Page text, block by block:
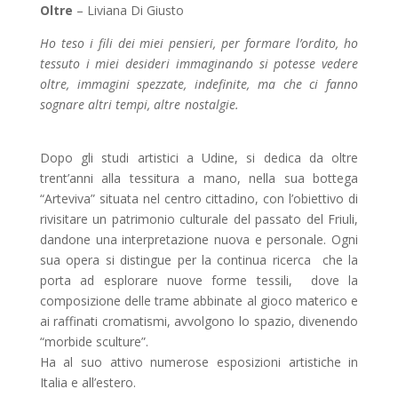
Oltre – Liviana Di Giusto
Ho teso i fili dei miei pensieri, per formare l’ordito, ho
tessuto i miei desideri immaginando si potesse vedere
oltre, immagini spezzate, indefinite, ma che ci fanno
sognare altri tempi, altre nostalgie.
Dopo gli studi artistici a Udine, si dedica da oltre
trent’anni alla tessitura a mano, nella sua bottega
“Arteviva” situata nel centro cittadino, con l’obiettivo di
rivisitare un patrimonio culturale del passato del Friuli,
dandone una interpretazione nuova e personale. Ogni
sua opera si distingue per la continua ricerca che la
porta ad esplorare nuove forme tessili,
dove la
composizione delle trame abbinate al gioco materico e
ai raffinati cromatismi, avvolgono lo spazio, divenendo
“morbide sculture”.
Ha al suo attivo numerose esposizioni artistiche in
Italia e all’estero.